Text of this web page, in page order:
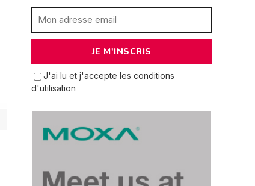
J'ai lu et j'accepte les conditions
d'utilisation